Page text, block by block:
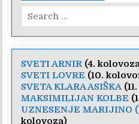
Search
for:
SVETI ARNIR(4.
SVETI LOVRE (10.
SVETA KLARA ASIŠKA
MAKSIMILIJAN KOLBE
UZNESENJE MARIJINO
kolovoza)